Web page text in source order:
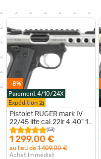
-8%
Paiement 4/10/24X
Expédition 2j
Pistolet RUGER mark IV
22/45 lite cal.22lr 4.40" 10
coups gris anodis fileté
1/2-28"
(53)
1 299,00 €
au lieu de 1 409,00 €
Achat Immédiat